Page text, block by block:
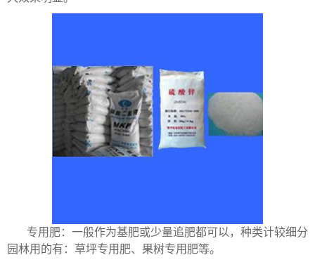
专用肥：一般作为基肥或少量追肥都可以，种类计较细分
园林用的有：草坪专用肥、果树专用肥等。